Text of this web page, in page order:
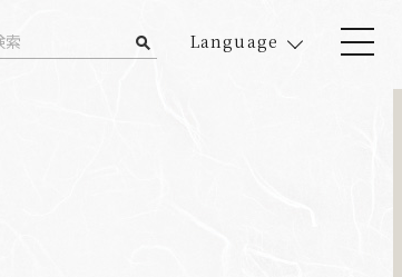
Language